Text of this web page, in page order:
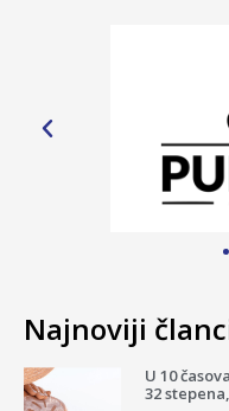
Najnoviji
U 10
32